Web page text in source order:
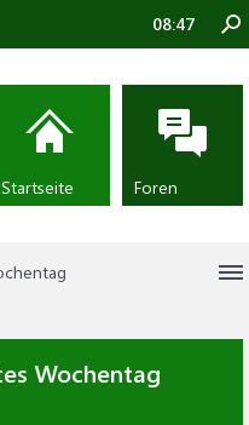
Wochentag
08:47
Startseite Foren